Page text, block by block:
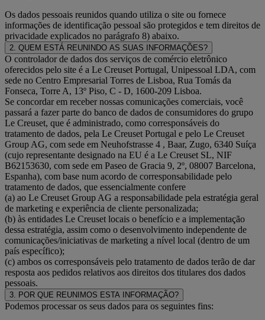
Os dados pessoais reunidos quando utiliza o site ou fornece
informações de identificação pessoal são protegidos e tem direitos de
privacidade explicados no parágrafo 8) abaixo.
2. QUEM ESTÁ REUNINDO AS SUAS INFORMAÇÕES?
O controlador de dados dos serviços de comércio eletrônico
oferecidos pelo site é a Le Creuset Portugal, Unipessoal LDA, com
sede no Centro Empresarial Torres de Lisboa, Rua Tomás da
Fonseca, Torre A, 13º Piso, C - D, 1600-209 Lisboa.
Se concordar em receber nossas comunicações comerciais, você
passará a fazer parte do banco de dados de consumidores do grupo
Le Creuset, que é administrado, como corresponsáveis do
tratamento de dados, pela Le Creuset Portugal e pelo Le Creuset
Group AG, com sede em Neuhofstrasse 4 , Baar, Zugo, 6340 Suíça
(cujo representante designado na EU é a Le Creuset SL, NIF
B62153630, com sede em Paseo de Gracia 9, 2º, 08007 Barcelona,
Espanha), com base num acordo de corresponsabilidade pelo
tratamento de dados, que essencialmente confere
(a) ao Le Creuset Group AG a responsabilidade pela estratégia geral
de marketing e experiência de cliente personalizada;
(b) às entidades Le Creuset locais o benefício e a implementação
dessa estratégia, assim como o desenvolvimento independente de
comunicações/iniciativas de marketing a nível local (dentro de um
país específico);
(c) ambos os corresponsáveis pelo tratamento de dados terão de dar
resposta aos pedidos relativos aos direitos dos titulares dos dados
pessoais.
3. POR QUE REUNIMOS ESTA INFORMAÇÃO?
Podemos processar os seus dados para os seguintes fins: